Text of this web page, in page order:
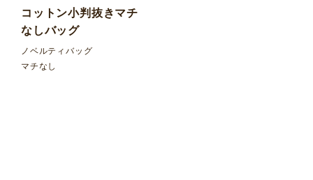
コットン小判抜きマチ
なしバッグ
ノベルティバッグ
マチなし